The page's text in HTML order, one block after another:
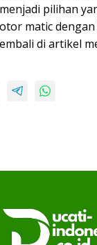
pilihan
matic
di artikel